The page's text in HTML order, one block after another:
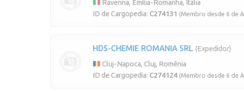
Ravenna, Emília-Romanha, Itália
ID de Cargopedia: C274131 (Membro desde 6 de
HDS-CHEMIE ROMANIA SRL (Expedidor)
Cluj-Napoca, Cluj, Romênia
ID de Cargopedia: C274124 (Membro desde 6 de